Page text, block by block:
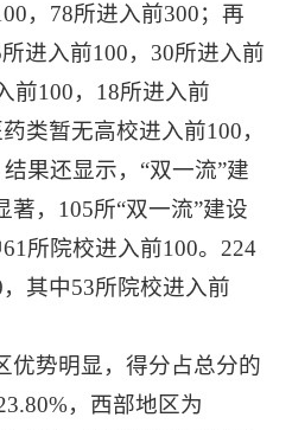
，78所进入前300；再
进入前100，30所进入前
前100，18所进入前
类暂无高校进入前100，
果还显示，“双一流”建
，105所“双一流”建设
所院校进入前100。224
其中53所院校进入前
优势明显，得分占总分的
，西部地区为